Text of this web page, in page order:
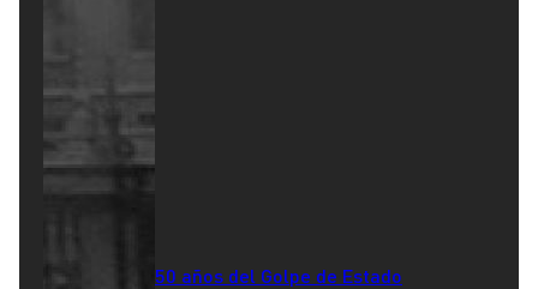
50 años del Golpe de Estado